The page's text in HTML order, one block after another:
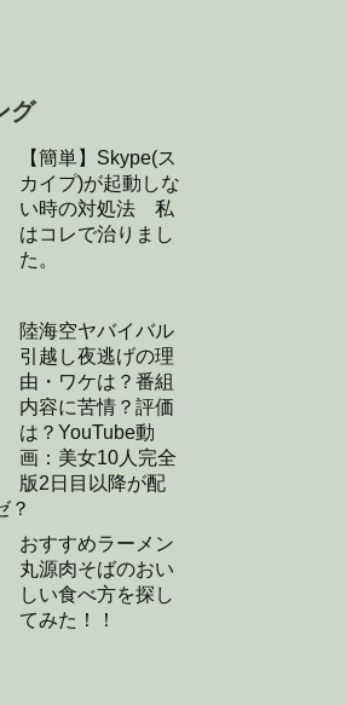
グ
【簡単】Skype(ス
カイプ)が起動しな
い時の対処法 私
はコレで治りまし
た。
陸海空ヤバイバル
引越し夜逃げの理
由・ワケは？番組
内容に苦情？評価
は？YouTube動
画：美女10人完全
版2日目以降が配
？
おすすめラーメン
丸源肉そばのおい
しい食べ方を探し
てみた！！